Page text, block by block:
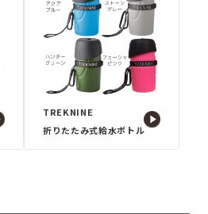
TREKNINE
折りたたみ式給水ボトル